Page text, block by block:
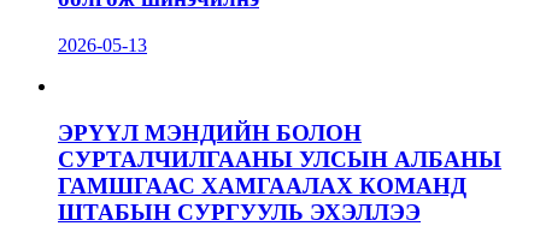
2026-05-13
ЭРҮҮЛ МЭНДИЙН БОЛОН
СУРТАЛЧИЛГААНЫ УЛСЫН АЛБАНЫ
ГАМШГААС ХАМГААЛАХ КОМАНД
ШТАБЫН СУРГУУЛЬ ЭХЭЛЛЭЭ